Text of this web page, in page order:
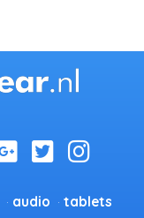
audio
tablets